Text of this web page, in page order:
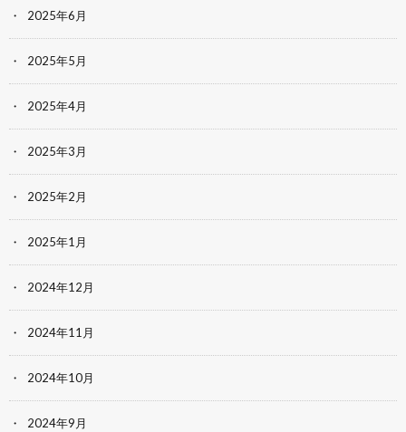
2025年6月
2025年5月
2025年4月
2025年3月
2025年2月
2025年1月
2024年12月
2024年11月
2024年10月
2024年9月